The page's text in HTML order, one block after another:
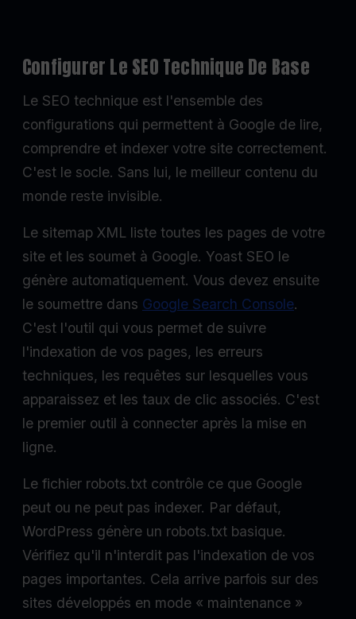
Configurer Le SEO Technique De Base
Le SEO technique est l'ensemble des
configurations qui permettent à Google de lire,
comprendre et indexer votre site correctement.
C'est le socle. Sans lui, le meilleur contenu du
monde reste invisible.
Le sitemap XML liste toutes les pages de votre
site et les soumet à Google. Yoast SEO le
génère automatiquement. Vous devez ensuite
le soumettre dans Google Search Console.
C'est l'outil qui vous permet de suivre
l'indexation de vos pages, les erreurs
techniques, les requêtes sur lesquelles vous
apparaissez et les taux de clic associés. C'est
le premier outil à connecter après la mise en
ligne.
Le fichier robots.txt contrôle ce que Google
peut ou ne peut pas indexer. Par défaut,
WordPress génère un robots.txt basique.
Vérifiez qu'il n'interdit pas l'indexation de vos
pages importantes. Cela arrive parfois sur des
sites développés en mode « maintenance »